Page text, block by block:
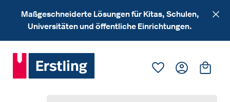
Zum Hauptinhalt springen
Maßgeschneiderte Lösungen für Kitas, Schulen,
Universitäten und öffentliche Einrichtungen.
Du hast 0